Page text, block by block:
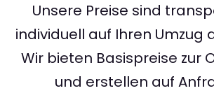
Unsere Preise sind
individuell auf Ihren Umzug
Wir bieten Basispreise zur
und erstellen auf